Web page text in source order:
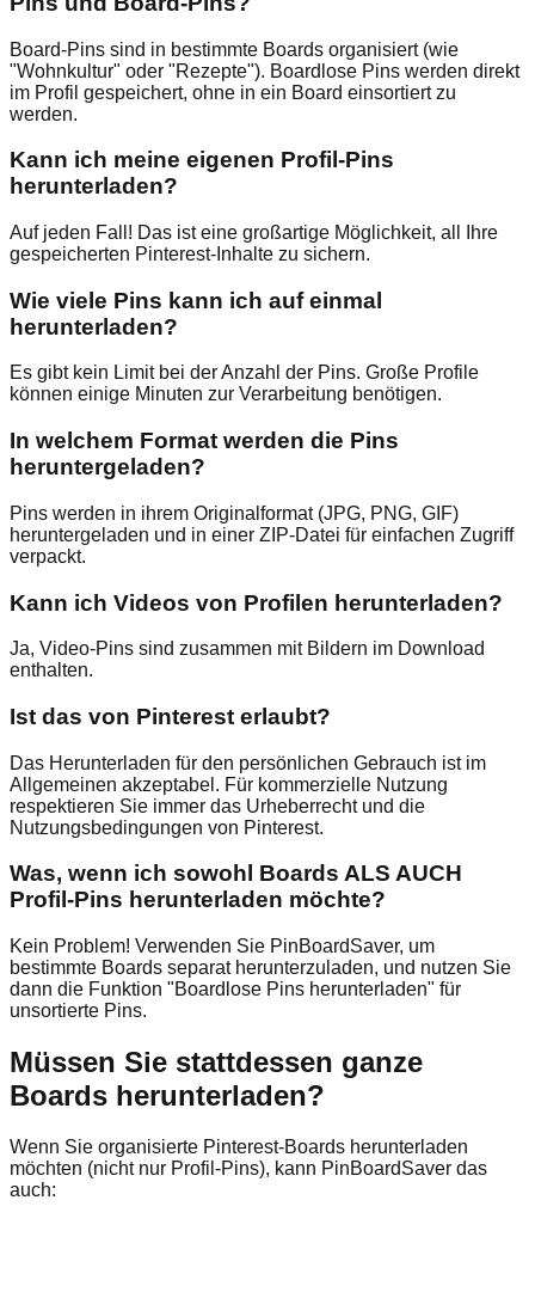
Board-Pins sind in bestimmte Boards organisiert (wie
"Wohnkultur" oder "Rezepte"). Boardlose Pins werden direkt
im Profil gespeichert, ohne in ein Board einsortiert zu
werden.
Kann ich meine eigenen Profil-Pins
herunterladen?
Auf jeden Fall! Das ist eine großartige Möglichkeit, all Ihre
gespeicherten Pinterest-Inhalte zu sichern.
Wie viele Pins kann ich auf einmal
herunterladen?
Es gibt kein Limit bei der Anzahl der Pins. Große Profile
können einige Minuten zur Verarbeitung benötigen.
In welchem Format werden die Pins
heruntergeladen?
Pins werden in ihrem Originalformat (JPG, PNG, GIF)
heruntergeladen und in einer ZIP-Datei für einfachen Zugriff
verpackt.
Kann ich Videos von Profilen herunterladen?
Ja, Video-Pins sind zusammen mit Bildern im Download
enthalten.
Ist das von Pinterest erlaubt?
Das Herunterladen für den persönlichen Gebrauch ist im
Allgemeinen akzeptabel. Für kommerzielle Nutzung
respektieren Sie immer das Urheberrecht und die
Nutzungsbedingungen von Pinterest.
Was, wenn ich sowohl Boards ALS AUCH
Profil-Pins herunterladen möchte?
Kein Problem! Verwenden Sie PinBoardSaver, um
bestimmte Boards separat herunterzuladen, und nutzen Sie
dann die Funktion "Boardlose Pins herunterladen" für
unsortierte Pins.
Müssen Sie stattdessen ganze
Boards herunterladen?
Wenn Sie organisierte Pinterest-Boards herunterladen
möchten (nicht nur Profil-Pins), kann PinBoardSaver das
auch: